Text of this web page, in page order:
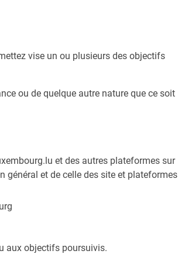
vise un ou plusieurs des objectifs
ou de quelque autre nature que ce soit
et des autres plateformes sur
général et de celle des site et plateformes
aux objectifs poursuivis.